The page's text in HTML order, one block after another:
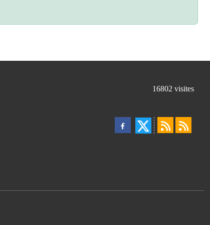
16802 visites